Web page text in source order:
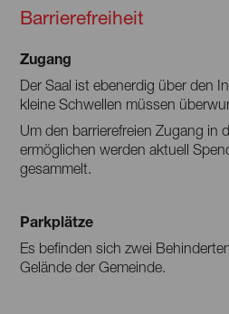
Barrierefreiheit
Zugang
Der Saal ist ebenerdig über den
kleine Schwellen müssen
Um den barrierefreien Zugang in
ermöglichen werden aktuell
gesammelt.
Parkplätze
Es befinden sich zwei
Gelände der Gemeinde.